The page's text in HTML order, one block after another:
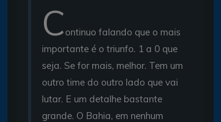
Continuo falando que o mais
importante é o triunfo. 1 a 0 que
seja. Se for mais, melhor. Tem um
outro time do outro lado que vai
lutar. E um detalhe bastante
grande. O Bahia, em nenhum